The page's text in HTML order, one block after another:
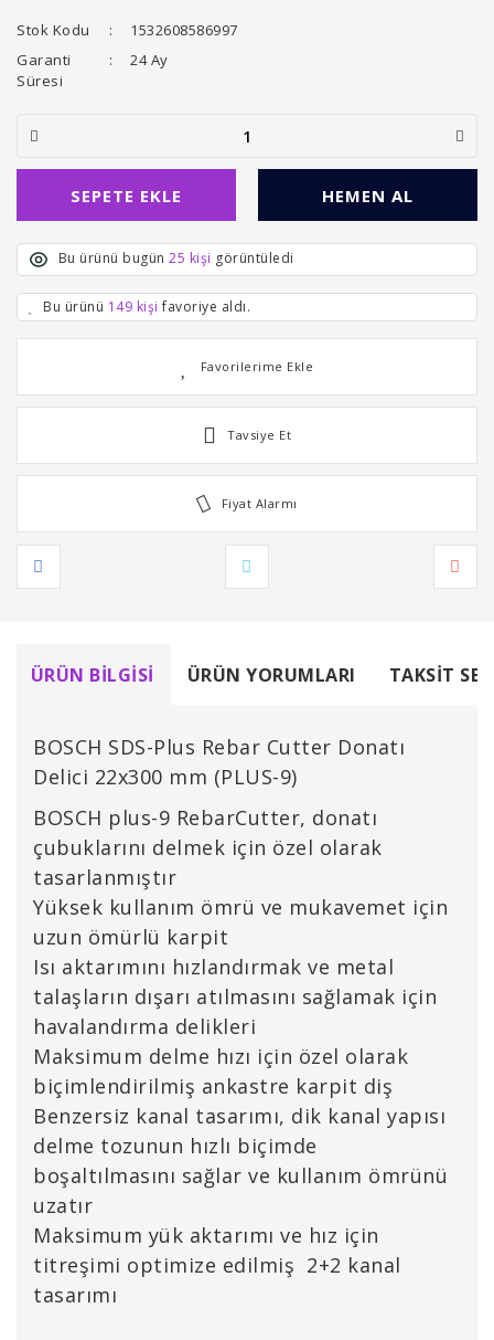
Stok Kodu
1532608586997
Garanti
Süresi
24 Ay
SEPETE EKLE HEMEN AL
Bu ürünü bugün 25 kişi görüntüledi
Bu ürünü 149 kişi favoriye aldı.
Tavsiye Et
Fiyat Alarmı
ÜRÜN BILGISI ÜRÜN YORUMLARI TAKSIT
BOSCH SDS-Plus Rebar Cutter Donatı
Delici 22x300 mm (PLUS-9)
BOSCH plus-9 RebarCutter, donatı
çubuklarını delmek için özel olarak
tasarlanmıştır
Yüksek kullanım ömrü ve mukavemet için
uzun ömürlü karpit
Isı aktarımını hızlandırmak ve metal
talaşların dışarı atılmasını sağlamak için
havalandırma delikleri
Maksimum delme hızı için özel olarak
biçimlendirilmiş ankastre karpit diş
Benzersiz kanal tasarımı, dik kanal yapısı
delme tozunun hızlı biçimde
boşaltılmasını sağlar ve kullanım ömrünü
uzatır
Maksimum yük aktarımı ve hız için
titreşimi optimize edilmiş 2+2 kanal
tasarımı